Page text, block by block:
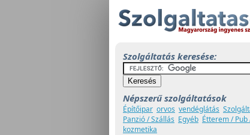
Szolgáltatás keresése:
Népszerű szolgáltatások
Építőipar orvos vendéglátás
Panzió / Szállás Egyéb Étterem / Pub
kozmetika